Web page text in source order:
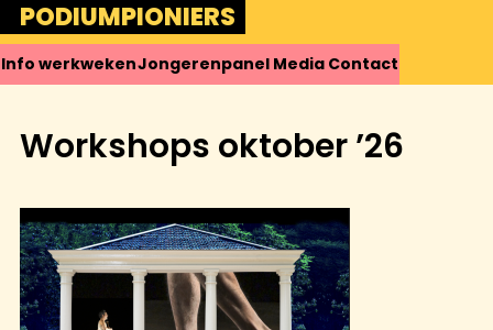
Skip
to
content
PODIUMPIONIERS
Info werkwekenJongerenpanel Media Contact
Workshops oktober ’26